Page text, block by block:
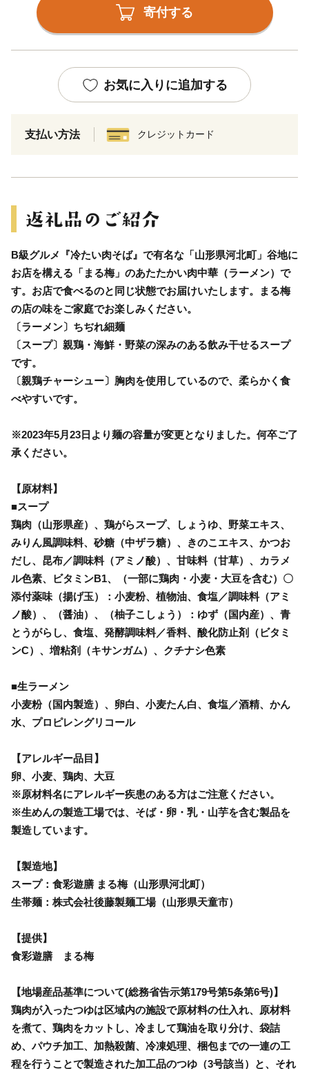
寄付する
お気に入りに追加する
支払い方法 クレジットカード
B級グルメ『冷たい肉そば』で有名な「山形県河北町」谷地に
お店を構える「まる梅」のあたたかい肉中華（ラーメン）で
す。お店で食べるのと同じ状態でお届けいたします。まる梅
の店の味をご家庭でお楽しみください。
〔ラーメン〕ちぢれ細麺
〔スープ〕親鶏・海鮮・野菜の深みのある飲み干せるスープ
です。
〔親鶏チャーシュー〕胸肉を使用しているので、柔らかく食
べやすいです。
※2023年5月23日より麺の容量が変更となりました。何卒ご了
承ください。
【原材料】
■スープ
鶏肉（山形県産）、鶏がらスープ、しょうゆ、野菜エキス、
みりん風調味料、砂糖（中ザラ糖）、きのこエキス、かつお
だし、昆布／調味料（アミノ酸）、甘味料（甘草）、カラメ
ル色素、ビタミンB1、（一部に鶏肉・小麦・大豆を含む）〇
添付薬味（揚げ玉）：小麦粉、植物油、食塩／調味料（アミ
ノ酸）、（醤油）、（柚子こしょう）：ゆず（国内産）、青
とうがらし、食塩、発酵調味料／香料、酸化防止剤（ビタミ
ンC）、増粘剤（キサンガム）、クチナシ色素
■生ラーメン
小麦粉（国内製造）、卵白、小麦たん白、食塩／酒精、かん
水、プロピレングリコール
【アレルギー品目】
卵、小麦、鶏肉、大豆
※原材料名にアレルギー疾患のある方はご注意ください。
※生めんの製造工場では、そば・卵・乳・山芋を含む製品を
製造しています。
【製造地】
スープ：食彩遊膳 まる梅（山形県河北町）
生帯麺：株式会社後藤製麺工場（山形県天童市）
【提供】
食彩遊膳 まる梅
【地場産品基準について(総務省告示第179号第5条第6号)】
鶏肉が入ったつゆは区域内の施設で原材料の仕入れ、原材料
を煮て、鶏肉をカットし、冷まして鶏油を取り分け、袋詰
め、パウチ加工、加熱殺菌、冷凍処理、梱包までの一連の工
程を行うことで製造された加工品のつゆ（3号該当）と、それ